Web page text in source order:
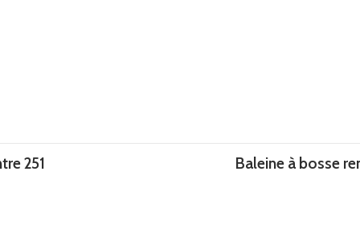
251 Baleine à bosse